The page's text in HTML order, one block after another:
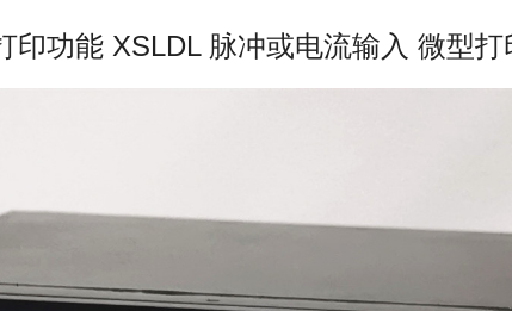
印功能 XSLDL 脉冲或电流输入 微型打